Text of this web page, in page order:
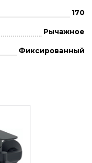
170
Рычажное
Фиксированный